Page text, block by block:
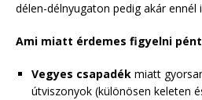
délen-délnyugaton pedig akár ennél
Ami miatt érdemes figyelni
Vegyes csapadék miatt
útviszonyok (különösen keleten